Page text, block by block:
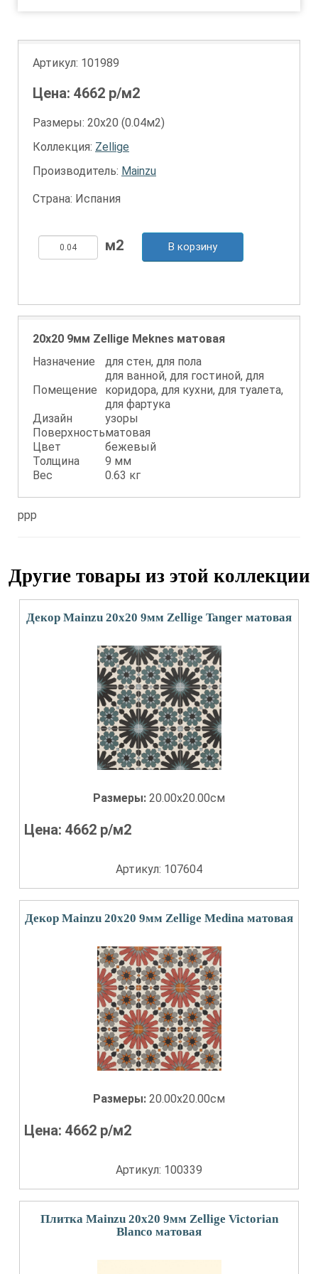
Артикул: 101989
Цена: 4662 р/м2
Размеры: 20х20 (0.04м2)
Коллекция: Zellige
Производитель: Mainzu
Страна: Испания
В корзину
20x20 9мм Zellige Meknes матовая
Назначение
для стен, для пола
Помещение
для ванной, для гостиной, для
коридора, для кухни, для туалета,
для фартука
Дизайн
узоры
Поверхностьматовая
Цвет
бежевый
Толщина
9 мм
Вес
0.63 кг
ppp
Другие товары из этой коллекции
Декор Mainzu 20x20 9мм Zellige Tanger матовая
Размеры: 20.00x20.00см
Цена:4662 р/м2
Артикул: 107604
Декор Mainzu 20x20 9мм Zellige Medina матовая
Размеры: 20.00x20.00см
Цена:4662 р/м2
Артикул: 100339
Плитка Mainzu 20x20 9мм Zellige Victorian
Blanco матовая